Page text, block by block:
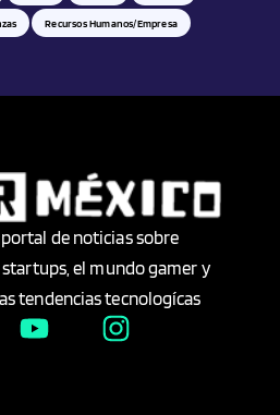
Recursos Humanos/empresa
de noticias sobre
el mundo gamer y
tendencias tecnologícas